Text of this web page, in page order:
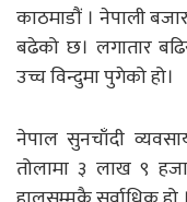
काठमाडौं । नेपाली
बढेको छ। लगातार
उच्च विन्दुमा पुगेको हो।
नेपाल सुनचाँदी
तोलामा ३ लाख ९